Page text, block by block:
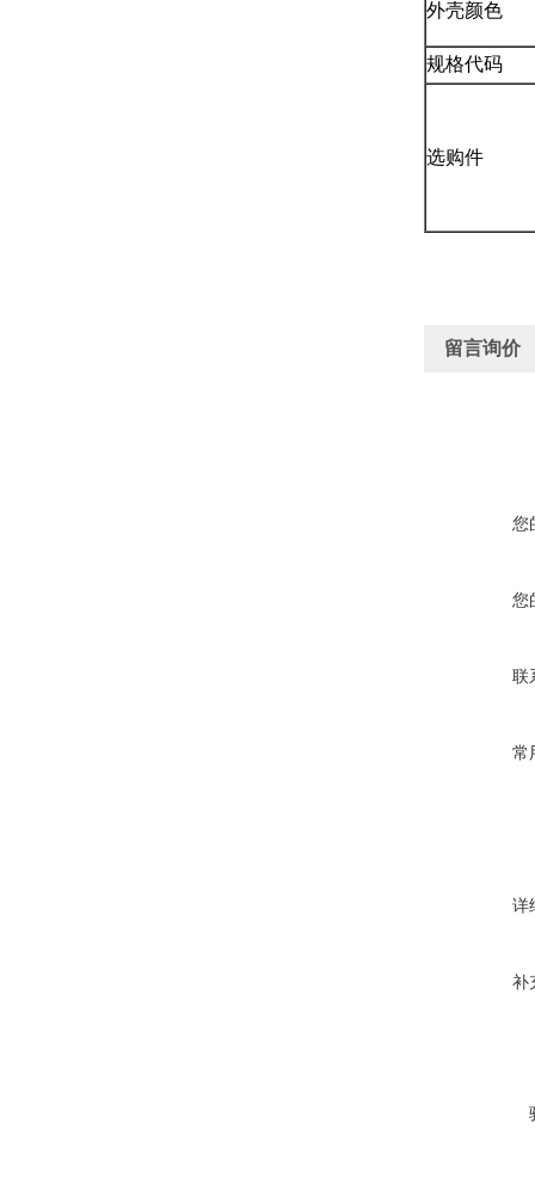
外壳颜色
规格代码
选购件
留言询价
您
您
联
常
详
补